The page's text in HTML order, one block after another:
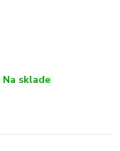
Na sklade